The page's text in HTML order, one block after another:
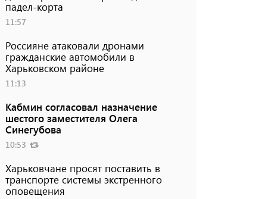
падел-корта
11:57
Россияне атаковали дронами
гражданские автомобили в
Харьковском районе
11:13
Кабмин согласовал назначение
шестого заместителя Олега
Синегубова
10:53
Харьковчане просят поставить в
транспорте системы экстренного
оповещения